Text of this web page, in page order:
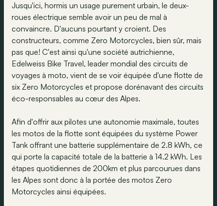
Jusqu'ici, hormis un usage purement urbain, le deux-
roues électrique semble avoir un peu de mal à
convaincre. D'aucuns pourtant y croient. Des
constructeurs, comme Zero Motorcycles, bien sûr, mais
pas que! C'est ainsi qu'une société autrichienne,
Edelweiss Bike Travel, leader mondial des circuits de
voyages à moto, vient de se voir équipée d'une flotte de
six Zero Motorcycles et propose dorénavant des circuits
éco-responsables au cœur des Alpes.
Afin d'offrir aux pilotes une autonomie maximale, toutes
les motos de la flotte sont équipées du système Power
Tank offrant une batterie supplémentaire de 2.8 kWh, ce
qui porte la capacité totale de la batterie à 14.2 kWh. Les
étapes quotidiennes de 200km et plus parcourues dans
les Alpes sont donc à la portée des motos Zero
Motorcycles ainsi équipées.